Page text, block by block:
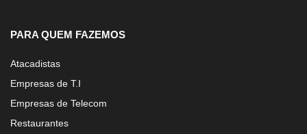
PARA QUEM FAZEMOS
Atacadistas
Empresas de T.I
Empresas de Telecom
Restaurantes